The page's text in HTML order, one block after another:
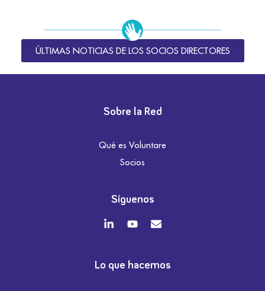
ÚLTIMAS NOTICIAS DE LOS SOCIOS DIRECTORES
Sobre la Red
Qué es Voluntare
Socios
Síguenos
Lo que hacemos